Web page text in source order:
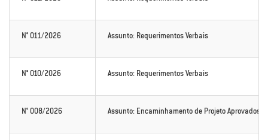
N° 011/2026 Assunto: Requerimentos Verbais
N° 010/2026 Assunto: Requerimentos Verbais
N° 008/2026 Assunto: Encaminhamento de Projeto Aprovados